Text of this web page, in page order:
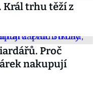
Král trhu těží z
Proč
nakupují